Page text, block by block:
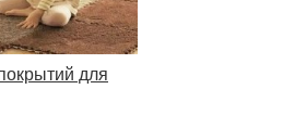
для